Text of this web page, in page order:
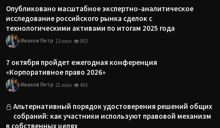
Опубликовано масштабное экспертно-аналитическое
исследование российского рынка сделок с
технологическими активами по итогам 2025 года
Иванов Петр 13 июл 953
7 октября пройдет ежегодная конференция
«Корпоративное право 2026»
Иванов Петр 21 июл 493
Альтернативный порядок удостоверения решений общих
собраний: как участники используют правовой механизм
в собственных целях